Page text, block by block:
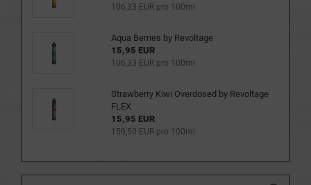
106,33 EUR pro 100ml
Aqua Berries by Revoltage
15,95 EUR
106,33 EUR pro 100ml
Strawberry Kiwi Overdosed by Revoltage
FLEX
15,95 EUR
159,50 EUR pro 100ml